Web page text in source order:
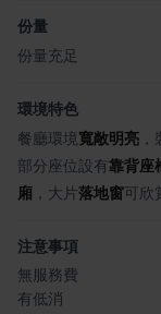
份量
份量充足
環境特色
餐廳環境寬敞明亮
部分座位設有靠背座
廂 ，大片落地窗可欣
注意事項
無服務費
有低消